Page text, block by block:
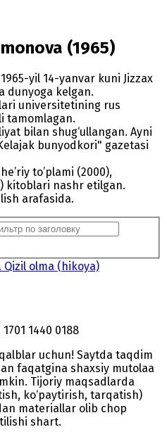
(1965)
yil 14-yanvar kuni Jizzax
dunyoga kelgan.
universitetining rus
tamomlagan.
bilan shug‘ullangan. Ayni
bunyodkori" gazetasi
to’plami (2000),
kitoblari nashr etilgan.
arafasida.
olma (hikoya)
1440 0188
uchun! Saytda taqdim
faqatgina shaxsiy mutolaa
Tijoriy maqsadlarda
ko‘paytirish, tarqatish)
materiallar olib chop
shart.